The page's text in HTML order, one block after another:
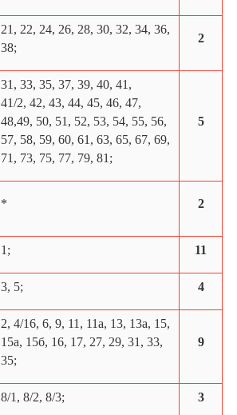
21, 22, 24, 26, 28, 30, 32, 34, 36,
38;
2
31, 33, 35, 37, 39, 40, 41,
41/2, 42, 43, 44, 45, 46, 47,
48,49, 50, 51, 52, 53, 54, 55, 56,
57, 58, 59, 60, 61, 63, 65, 67, 69,
71, 73, 75, 77, 79, 81;
5
* 2
1; 11
3, 5; 4
2, 4/16, 6, 9, 11, 11a, 13, 13а, 15,
15а, 15б, 16, 17, 27, 29, 31, 33,
35;
9
8/1, 8/2, 8/3; 3